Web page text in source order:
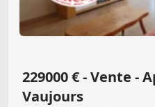
229000 € - Vente -
Vaujours